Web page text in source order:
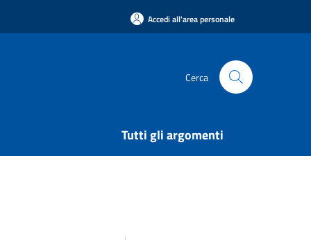
Accedi all'area personale
Cerca
Tutti gli argomenti